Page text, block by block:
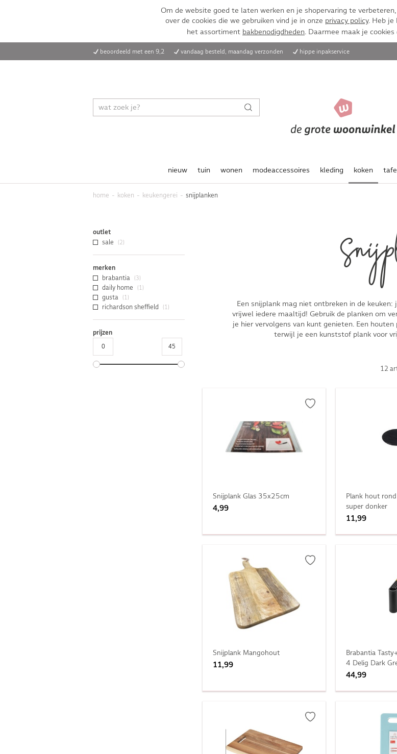
Om de website goed te laten werken en je shopervaring te
over de cookies die we gebruiken vind je in onze privacy policy. Heb je
het assortiment bakbenodigdheden. Daarmee maak je
beoordeeld met een 9,2 vandaag besteld, maandag verzonden hippe inpakservice
nieuw tuin wonen modeaccessoires kleding koken
home koken keukengerei snijplanken
outlet
sale (2)
merken
brabantia (3)
daily home (1)
gusta (1)
richardson sheffield (1)
prijzen
Een snijplank mag niet ontbreken in de
vrijwel iedere maaltijd! Gebruik de planken om
je hier vervolgens van kunt genieten. Een
terwijl je een kunststof plank voor
12
Snijplank Glas 35x25cm
4,99
Plank hout
super donker
11,99
Snijplank Mangohout
11,99
Brabantia
4 Delig Dark
44,99